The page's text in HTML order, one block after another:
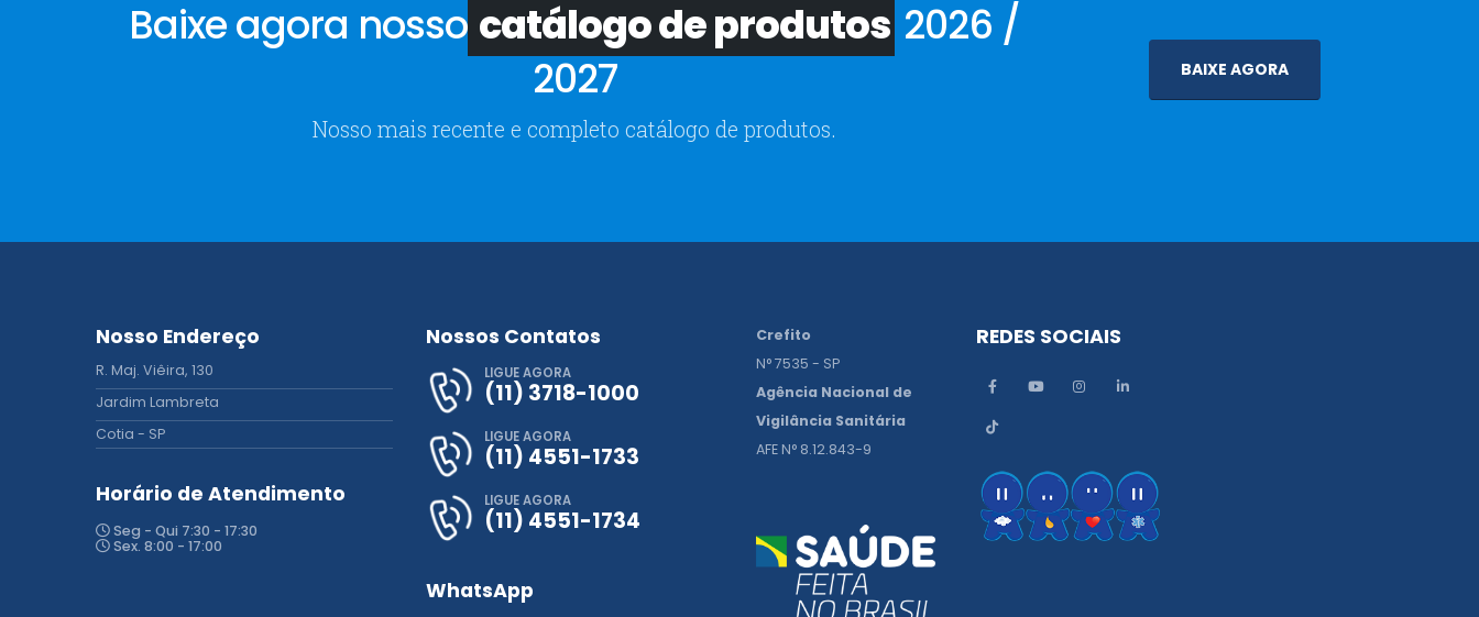
Baixe agora nosso catálogo de produtos 2026 /
2027
Nosso mais recente e completo catálogo de produtos.
BAIXE AGORA
Nosso Endereço
R. Maj. Viêira, 130
Jardim Lambreta
Cotia - SP
Horário de Atendimento
Seg - Qui 7:30 - 17:30
Sex. 8:00 - 17:00
Nossos Contatos
LIGUE AGORA
(11) 3718-1000
LIGUE AGORA
(11) 4551-1733
LIGUE AGORA
(11) 4551-1734
WhatsApp
Crefito
N° 7535 - SP
Agência Nacional de
Vigilância Sanitária
AFE N° 8.12.843-9
REDES SOCIAIS